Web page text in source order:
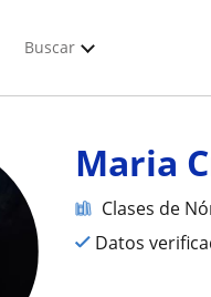
Buscar
Maria
Clases de
Datos